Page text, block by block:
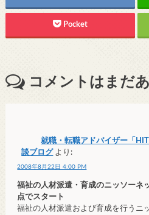
Pocket
コメントはまだあ
就職・転職アドバイザー「
談ブログ より:
2008年8月22日 4:00 PM
福祉の人材派遣・育成のニッソーネ
点でスタート
福祉の人材派遣および育成を行うニ